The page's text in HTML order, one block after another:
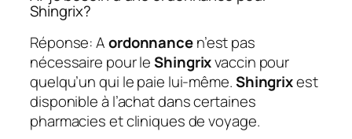
Shingrix?
Réponse: Aordonnancen’est pas
nécessaire pour leShingrixvaccin pour
quelqu’un qui le paie lui-même.Shingrixest
disponible à l’achat dans certaines
pharmacies et cliniques de voyage.